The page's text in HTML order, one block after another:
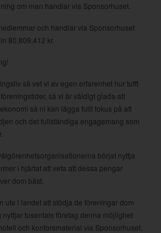
om man handlar via Sponsorhuset.
och handlar via Sponsorhuset
80,809,412 kr.
så vet vi av egen erfarenhet hur tufft
så vi är väldigt glada att
så ni kan lägga fullt fokus på att
och det fullständiga engagemang som
börjat nyttja
i hjärtat att veta att dessa pengar
dom bäst.
ute i landet att stödja de föreningar dom
nyttjar tusentals företag denna möjlighet
och kontorsmaterial via Sponsorhuset.